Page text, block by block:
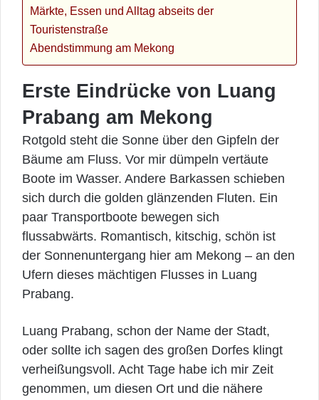
Märkte, Essen und Alltag abseits der
Touristenstraße
Abendstimmung am Mekong
Erste Eindrücke von Luang
Prabang am Mekong
Rotgold steht die Sonne über den Gipfeln der
Bäume am Fluss. Vor mir dümpeln vertäute
Boote im Wasser. Andere Barkassen schieben
sich durch die golden glänzenden Fluten. Ein
paar Transportboote bewegen sich
flussabwärts. Romantisch, kitschig, schön ist
der Sonnenuntergang hier am Mekong – an den
Ufern dieses mächtigen Flusses in Luang
Prabang.
Luang Prabang, schon der Name der Stadt,
oder sollte ich sagen des großen Dorfes klingt
verheißungsvoll. Acht Tage habe ich mir Zeit
genommen, um diesen Ort und die nähere